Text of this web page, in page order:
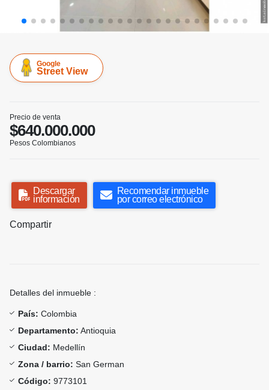
Google
Street View
Precio de venta
$640.000.000
Pesos Colombianos
Descargar
información
Recomendar inmueble
por correo electrónico
Compartir
Detalles del inmueble :
País: Colombia
Departamento: Antioquia
Ciudad: Medellín
Zona / barrio: San German
Código: 9773101